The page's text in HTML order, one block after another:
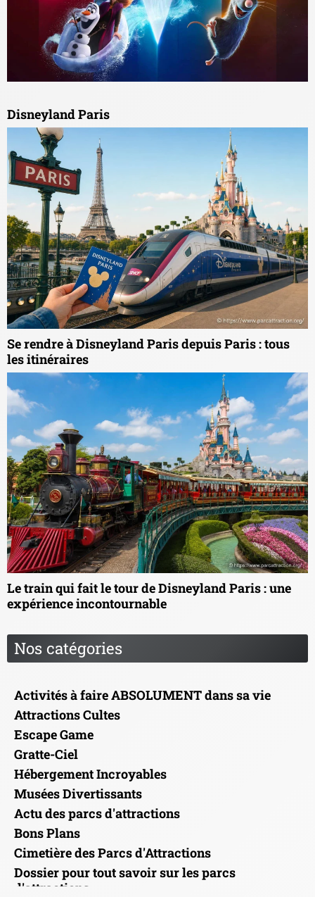
Disneyland Paris
Se rendre à Disneyland Paris depuis Paris : tous
les itinéraires
Le train qui fait le tour de Disneyland Paris : une
expérience incontournable
Nos catégories
Activités à faire ABSOLUMENT dans sa vie
Attractions Cultes
Escape Game
Gratte-Ciel
Hébergement Incroyables
Musées Divertissants
Actu des parcs d'attractions
Bons Plans
Cimetière des Parcs d'Attractions
Dossier pour tout savoir sur les parcs
d'attractions